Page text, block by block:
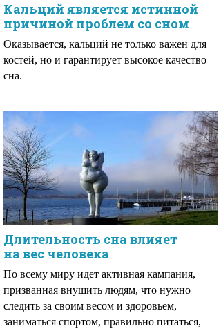
Кальций является истинной
причиной проблем со сном
Оказывается, кальций не только важен для
костей, но и гарантирует высокое качество
сна.
Длительность сна влияет
на вес человека
По всему миру идет активная кампания,
призванная внушить людям, что нужно
следить за своим весом и здоровьем,
заниматься спортом, правильно питаться,